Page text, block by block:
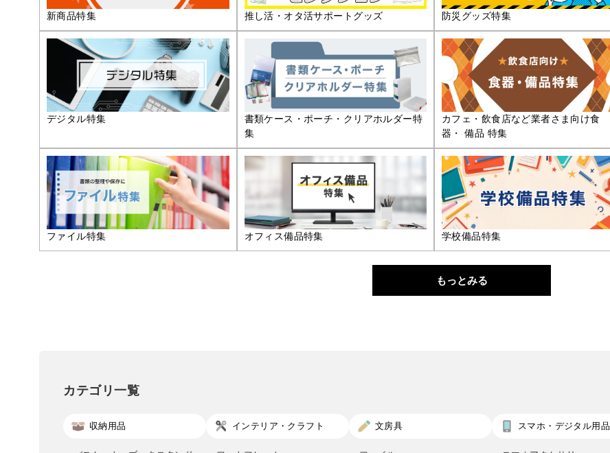
新商品特集 推し活・オタ活サポートグッズ 防災グッズ特集
デジタル特集
書類ケース・ポーチ・クリアホルダー特
集
カフェ・飲食店など業者さま向け食
器・ 備品 特集
ファイル特集 オフィス備品特集 学校備品特集
もっとみる
カテゴリ一覧
収納用品 インテリア・クラフト 文房具 スマホ・デジタル用品